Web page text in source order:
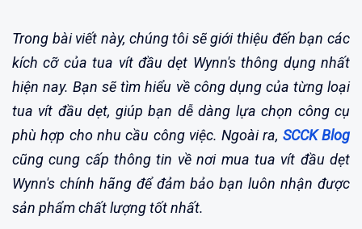
Trong bài viết này, chúng tôi sẽ giới thiệu đến bạn các
kích cỡ của tua vít đầu dẹt Wynn's thông dụng nhất
hiện nay. Bạn sẽ tìm hiểu về công dụng của từng loại
tua vít đầu dẹt, giúp bạn dễ dàng lựa chọn công cụ
phù hợp cho nhu cầu công việc. Ngoài ra, SCCK Blog
cũng cung cấp thông tin về nơi mua tua vít đầu dẹt
Wynn's chính hãng để đảm bảo bạn luôn nhận được
sản phẩm chất lượng tốt nhất.